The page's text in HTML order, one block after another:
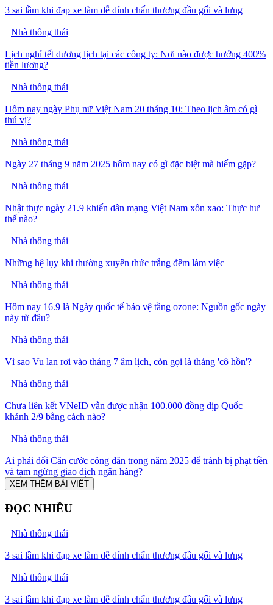
3 sai lầm khi đạp xe làm dễ dính chấn thương đầu gối và lưng
Nhà thông thái
Lịch nghỉ tết dương lịch tại các công ty: Nơi nào được hưởng 400%
tiền lương?
Nhà thông thái
Hôm nay ngày Phụ nữ Việt Nam 20 tháng 10: Theo lịch âm có gì
thú vị?
Nhà thông thái
Ngày 27 tháng 9 năm 2025 hôm nay có gì đặc biệt mà hiếm gặp?
Nhà thông thái
Nhật thực ngày 21.9 khiến dân mạng Việt Nam xôn xao: Thực hư
thế nào?
Nhà thông thái
Những hệ lụy khi thường xuyên thức trắng đêm làm việc
Nhà thông thái
Hôm nay 16.9 là Ngày quốc tế bảo vệ tầng ozone: Nguồn gốc ngày
này từ đâu?
Nhà thông thái
Vì sao Vu lan rơi vào tháng 7 âm lịch, còn gọi là tháng 'cô hồn'?
Nhà thông thái
Chưa liên kết VNeID vẫn được nhận 100.000 đồng dịp Quốc
khánh 2/9 bằng cách nào?
Nhà thông thái
Ai phải đổi Căn cước công dân trong năm 2025 để tránh bị phạt tiền
và tạm ngừng giao dịch ngân hàng?
XEM THÊM BÀI VIẾT
ĐỌC NHIỀU
Nhà thông thái
3 sai lầm khi đạp xe làm dễ dính chấn thương đầu gối và lưng
Nhà thông thái
3 sai lầm khi đạp xe làm dễ dính chấn thương đầu gối và lưng